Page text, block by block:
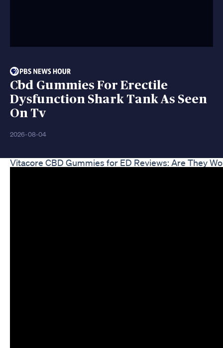
Cbd Gummies For Erectile
Dysfunction Shark Tank As Seen
On Tv
2026-08-04
Vitacore CBD Gummies for ED Reviews: Are They